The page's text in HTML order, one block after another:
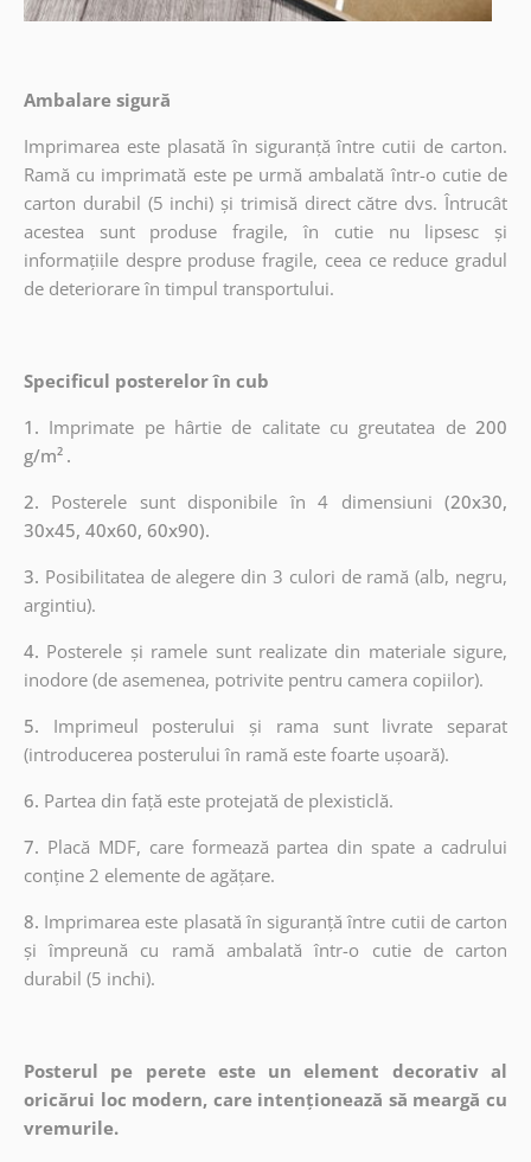
Ambalare sigură
Imprimarea este plasată în siguranță între cutii de carton.
Ramă cu imprimată este pe urmă ambalată într-o cutie de
carton durabil (5 inchi) și trimisă direct către dvs. Întrucât
acestea sunt produse fragile, în cutie nu lipsesc și
informațiile despre produse fragile, ceea ce reduce gradul
de deteriorare în timpul transportului.
Specificul posterelor în cub
1. Imprimate pe hârtie de calitate cu greutatea de200
g/m² .
2. Posterele sunt disponibile în 4 dimensiuni (20x30,
30x45, 40x60, 60x90).
3. Posibilitatea de alegere din 3 culori de ramă (alb, negru,
argintiu).
4. Posterele și ramele sunt realizate din materiale sigure,
inodore (de asemenea, potrivite pentru camera copiilor).
5. Imprimeul posterului și rama sunt livrate separat
(introducerea posterului în ramă este foarte ușoară).
6. Partea din față este protejată de plexisticlă.
7. Placă MDF, care formează partea din spate a cadrului
conține 2 elemente de agățare.
8. Imprimarea este plasată în siguranță între cutii de carton
și împreună cu ramă ambalată într-o cutie de carton
durabil (5 inchi).
Posterul pe perete este un element decorativ al
oricărui loc modern, care intenționează să meargă cu
vremurile.